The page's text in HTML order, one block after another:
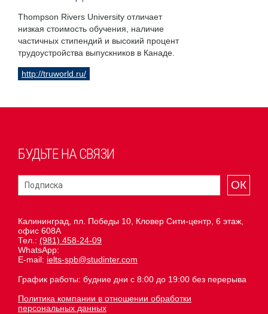
Thompson Rivers University отличает
низкая стоимость обучения, наличие
частичных стипендий и высокий процент
трудоустройства выпускников в Канаде.
http://truworld.ru/
БУДЬТЕ НА СВЯЗИ
ОК
Калининград, пл. Победы 10, Кловер Сити-центр, 6 этаж,
офис 608А
Тел.: (981) 458-24-09
WhatsApp:
E-mail: ielts-spb@studinter.com
График работы: будние дни с 8:00 до 19:00 без перерыва
Политика компании в отношении обработки
персональных данных